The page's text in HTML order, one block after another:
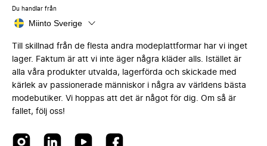
Du handlar från
Miinto Sverige
Till skillnad från de flesta andra modeplattformar har vi inget
lager. Faktum är att vi inte äger några kläder alls. Istället är
alla våra produkter utvalda, lagerförda och skickade med
kärlek av passionerade människor i några av världens bästa
modebutiker. Vi hoppas att det är något för dig. Om så är
fallet, följ oss!